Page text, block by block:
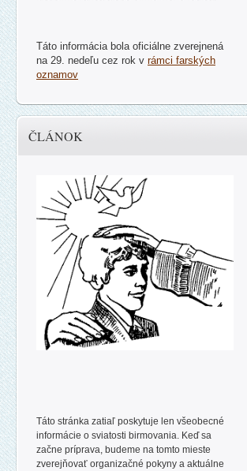
Táto informácia bola oficiálne zverejnená
na 29. nedeľu cez rok v rámci farských
oznamov
ČLÁNOK
Táto stránka zatiaľ poskytuje len všeobecné
informácie o sviatosti birmovania. Keď sa
začne príprava, budeme na tomto mieste
zverejňovať organizačné pokyny a aktuálne